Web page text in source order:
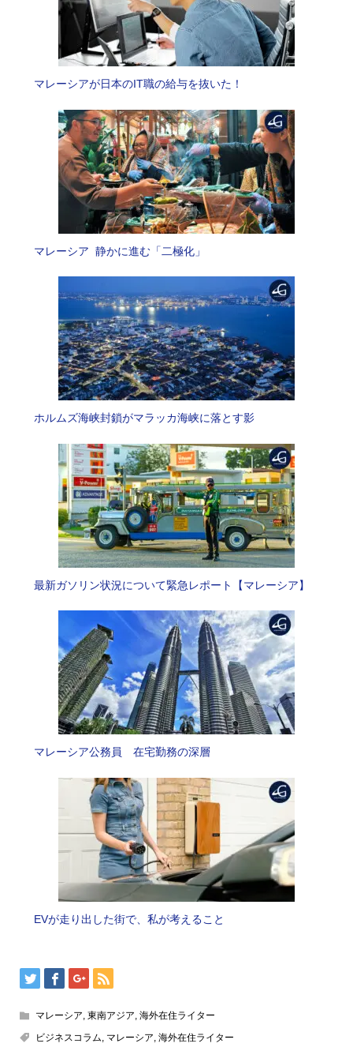
マレーシアが日本のIT職の給与を抜いた！
マレーシア 静かに進む「二極化」
ホルムズ海峡封鎖がマラッカ海峡に落とす影
最新ガソリン状況について緊急レポート【マレーシア】
マレーシア公務員 在宅勤務の深層
EVが走り出した街で、私が考えること
マレーシア, 東南アジア, 海外在住ライター
ビジネスコラム, マレーシア, 海外在住ライター